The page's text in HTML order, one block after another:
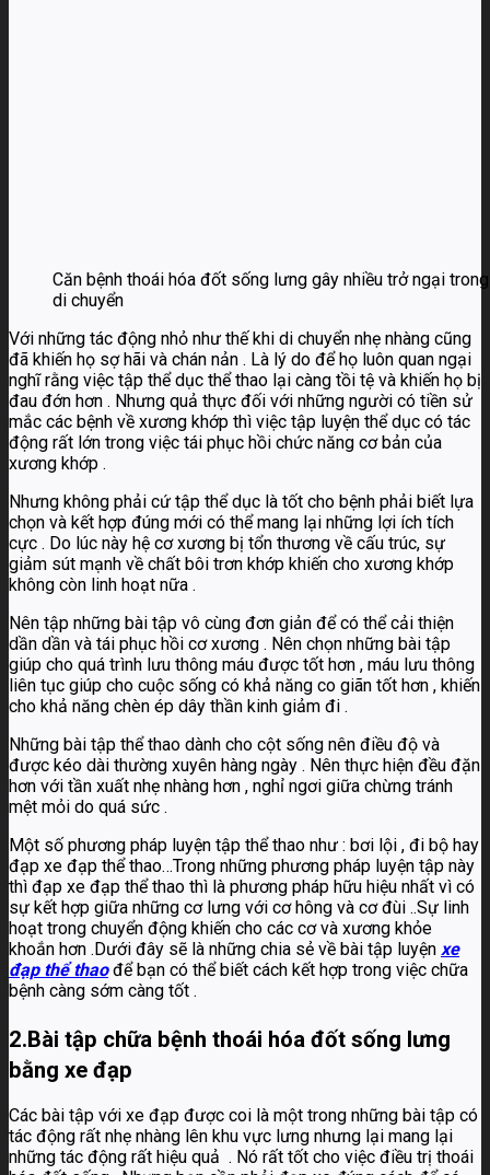
Căn bệnh thoái hóa đốt sống lưng gây nhiều trở ngại
di chuyển
Với những tác động nhỏ như thế khi di chuyển nhẹ nhàng cũng
đã khiến họ sợ hãi và chán nản . Là lý do để họ luôn quan ngại
nghĩ rằng việc tập thể dục thể thao lại càng tồi tệ và khiến họ bị
đau đớn hơn . Nhưng quả thực đối với những người có tiền sử
mắc các bệnh về xương khớp thì việc tập luyện thể dục có tác
động rất lớn trong việc tái phục hồi chức năng cơ bản của
xương khớp .
Nhưng không phải cứ tập thể dục là tốt cho bệnh phải biết lựa
chọn và kết hợp đúng mới có thể mang lại những lợi ích tích
cực . Do lúc này hệ cơ xương bị tổn thương về cấu trúc, sự
giảm sút mạnh về chất bôi trơn khớp khiến cho xương khớp
không còn linh hoạt nữa .
Nên tập những bài tập vô cùng đơn giản để có thể cải thiện
dần dần và tái phục hồi cơ xương . Nên chọn những bài tập
giúp cho quá trình lưu thông máu được tốt hơn , máu lưu thông
liên tục giúp cho cuộc sống có khả năng co giãn tốt hơn , khiến
cho khả năng chèn ép dây thần kinh giảm đi .
Những bài tập thể thao dành cho cột sống nên điều độ và
được kéo dài thường xuyên hàng ngày . Nên thực hiện đều đặn
hơn với tần xuất nhẹ nhàng hơn , nghỉ ngơi giữa chừng tránh
mệt mỏi do quá sức .
Một số phương pháp luyện tập thể thao như : bơi lội , đi bộ hay
đạp xe đạp thể thao…Trong những phương pháp luyện tập này
thì đạp xe đạp thể thao thì là phương pháp hữu hiệu nhất vì có
sự kết hợp giữa những cơ lưng với cơ hông và cơ đùi ..Sự linh
hoạt trong chuyển động khiến cho các cơ và xương khỏe
khoắn hơn .Dưới đây sẽ là những chia sẻ về bài tập luyện xe
đạp thể thaođể bạn có thể biết cách kết hợp trong việc chữa
bệnh càng sớm càng tốt .
2.Bài tập chữa bệnh thoái hóa đốt sống lưng
bằng xe đạp
Các bài tập với xe đạp được coi là một trong những bài tập có
tác động rất nhẹ nhàng lên khu vực lưng nhưng lại mang lại
những tác động rất hiệu quả . Nó rất tốt cho việc điều trị thoái